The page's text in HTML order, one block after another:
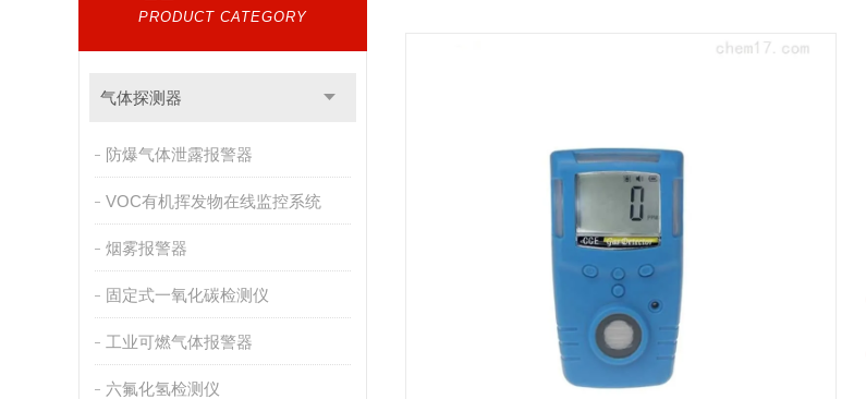
PRODUCT CATEGORY
气体探测器
防爆气体泄露报警器
VOC有机挥发物在线监控系统
烟雾报警器
固定式一氧化碳检测仪
工业可燃气体报警器
六氟化氢检测仪